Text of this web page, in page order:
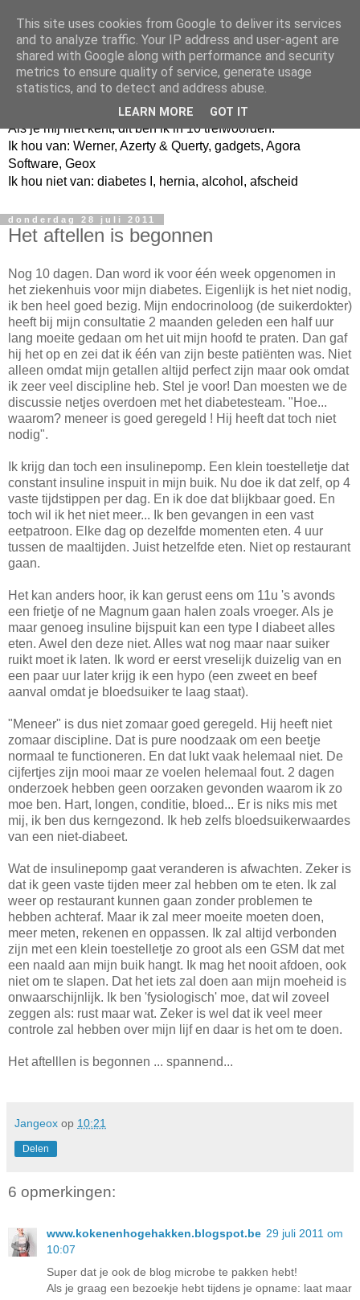
Jangeox' blog
Als je mij niet kent, dit ben ik in 10 trefwoorden.
Ik hou van: Werner, Azerty & Querty, gadgets, Agora
Software, Geox
Ik hou niet van: diabetes I, hernia, alcohol, afscheid
donderdag 28 juli 2011
Het aftellen is begonnen
Nog 10 dagen. Dan word ik voor één week opgenomen in
het ziekenhuis voor mijn diabetes. Eigenlijk is het niet nodig,
ik ben heel goed bezig. Mijn endocrinoloog (de suikerdokter)
heeft bij mijn consultatie 2 maanden geleden een half uur
lang moeite gedaan om het uit mijn hoofd te praten. Dan gaf
hij het op en zei dat ik één van zijn beste patiënten was. Niet
alleen omdat mijn getallen altijd perfect zijn maar ook omdat
ik zeer veel discipline heb. Stel je voor! Dan moesten we de
discussie netjes overdoen met het diabetesteam. "Hoe...
waarom? meneer is goed geregeld ! Hij heeft dat toch niet
nodig".
Ik krijg dan toch een insulinepomp. Een klein toestelletje dat
constant insuline inspuit in mijn buik. Nu doe ik dat zelf, op 4
vaste tijdstippen per dag. En ik doe dat blijkbaar goed. En
toch wil ik het niet meer... Ik ben gevangen in een vast
eetpatroon. Elke dag op dezelfde momenten eten. 4 uur
tussen de maaltijden. Juist hetzelfde eten. Niet op restaurant
gaan.
Het kan anders hoor, ik kan gerust eens om 11u 's avonds
een frietje of ne Magnum gaan halen zoals vroeger. Als je
maar genoeg insuline bijspuit kan een type I diabeet alles
eten. Awel den deze niet. Alles wat nog maar naar suiker
ruikt moet ik laten. Ik word er eerst vreselijk duizelig van en
een paar uur later krijg ik een hypo (een zweet en beef
aanval omdat je bloedsuiker te laag staat).
"Meneer" is dus niet zomaar goed geregeld. Hij heeft niet
zomaar discipline. Dat is pure noodzaak om een beetje
normaal te functioneren. En dat lukt vaak helemaal niet. De
cijfertjes zijn mooi maar ze voelen helemaal fout. 2 dagen
onderzoek hebben geen oorzaken gevonden waarom ik zo
moe ben. Hart, longen, conditie, bloed... Er is niks mis met
mij, ik ben dus kerngezond. Ik heb zelfs bloedsuikerwaardes
van een niet-diabeet.
Wat de insulinepomp gaat veranderen is afwachten. Zeker is
dat ik geen vaste tijden meer zal hebben om te eten. Ik zal
weer op restaurant kunnen gaan zonder problemen te
hebben achteraf. Maar ik zal meer moeite moeten doen,
meer meten, rekenen en oppassen. Ik zal altijd verbonden
zijn met een klein toestelletje zo groot als een GSM dat met
een naald aan mijn buik hangt. Ik mag het nooit afdoen, ook
niet om te slapen. Dat het iets zal doen aan mijn moeheid is
onwaarschijnlijk. Ik ben 'fysiologisch' moe, dat wil zoveel
zeggen als: rust maar wat. Zeker is wel dat ik veel meer
controle zal hebben over mijn lijf en daar is het om te doen.
Het aftelllen is begonnen ... spannend...
Jangeox op 10:21
Delen
6 opmerkingen:
www.kokenenhogehakken.blogspot.be 29 juli 2011 om
10:07
Super dat je ook de blog microbe te pakken hebt!
Als je graag een bezoekje hebt tijdens je opname: laat maar
This site uses cookies from Google to deliver its services
and to analyze traffic. Your IP address and user-agent are
shared with Google along with performance and security
metrics to ensure quality of service, generate usage
statistics, and to detect and address abuse.
LEARN MORE GOT IT